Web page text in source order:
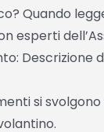
Quando
esperti
Descrizione
si svolgono